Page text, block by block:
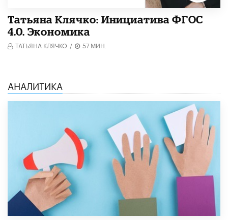
Татьяна Клячко: Инициатива ФГОС
4.0. Экономика
ТАТЬЯНА КЛЯЧКО / 57 МИН.
АНАЛИТИКА